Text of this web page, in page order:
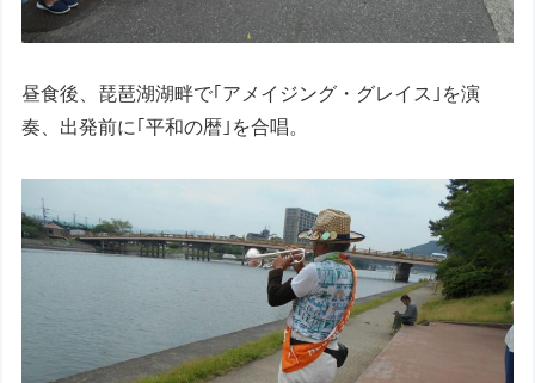
昼食後、琵琶湖湖畔で｢アメイジング・グレイス｣を演
奏、出発前に｢平和の暦｣を合唱。